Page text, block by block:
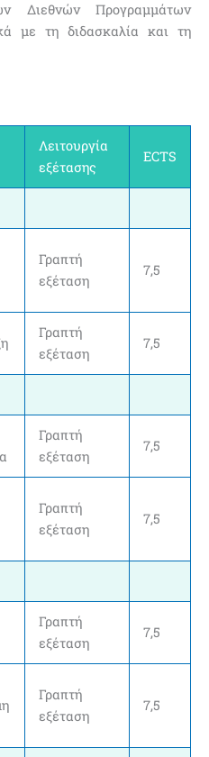
Διεθνών Προγραμμάτων
με τη διδασκαλία και τη
Λειτουργία
εξέτασης
ECTS
Γραπτή
εξέταση
7,5
Γραπτή
εξέταση
7,5
Γραπτή
εξέταση
7,5
Γραπτή
εξέταση
7,5
Γραπτή
εξέταση
7,5
Γραπτή
εξέταση
7,5